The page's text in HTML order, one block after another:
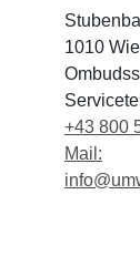
1010
+43 800
Mail: